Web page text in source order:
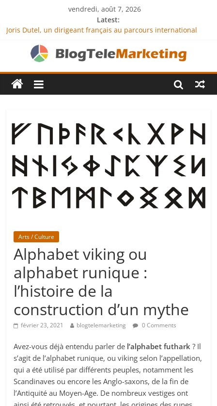
vendredi, août 7, 2026
Latest:
Joris Dutel, un dirigeant français au parcours international
Agria Assurance Animaux : comment l’entreprise se
démarque-t-elle de la concurrence ?
JCA Academy : l’excellence au service de l’indépendance
financière
Denis Bouclon : la diplomatie éducative comme moteur de
du commerce international
Arts / Culture
Alphabet viking ou
alphabet runique :
l’histoire de la
construction d’un mythe
février 23, 2021 blogtelemarketing 0 Comments
Avez-vous déjà entendu parler de l’alphabet futhark? Il
s’agit de l’alphabet runique, ou viking selon l’appellation,
qui a été utilisé par différents peuples, notamment les
Scandinaves ou encore les Anglo-saxons, de la fin de
l’Antiquité au Moyen-Age. De nombreux vestiges ont